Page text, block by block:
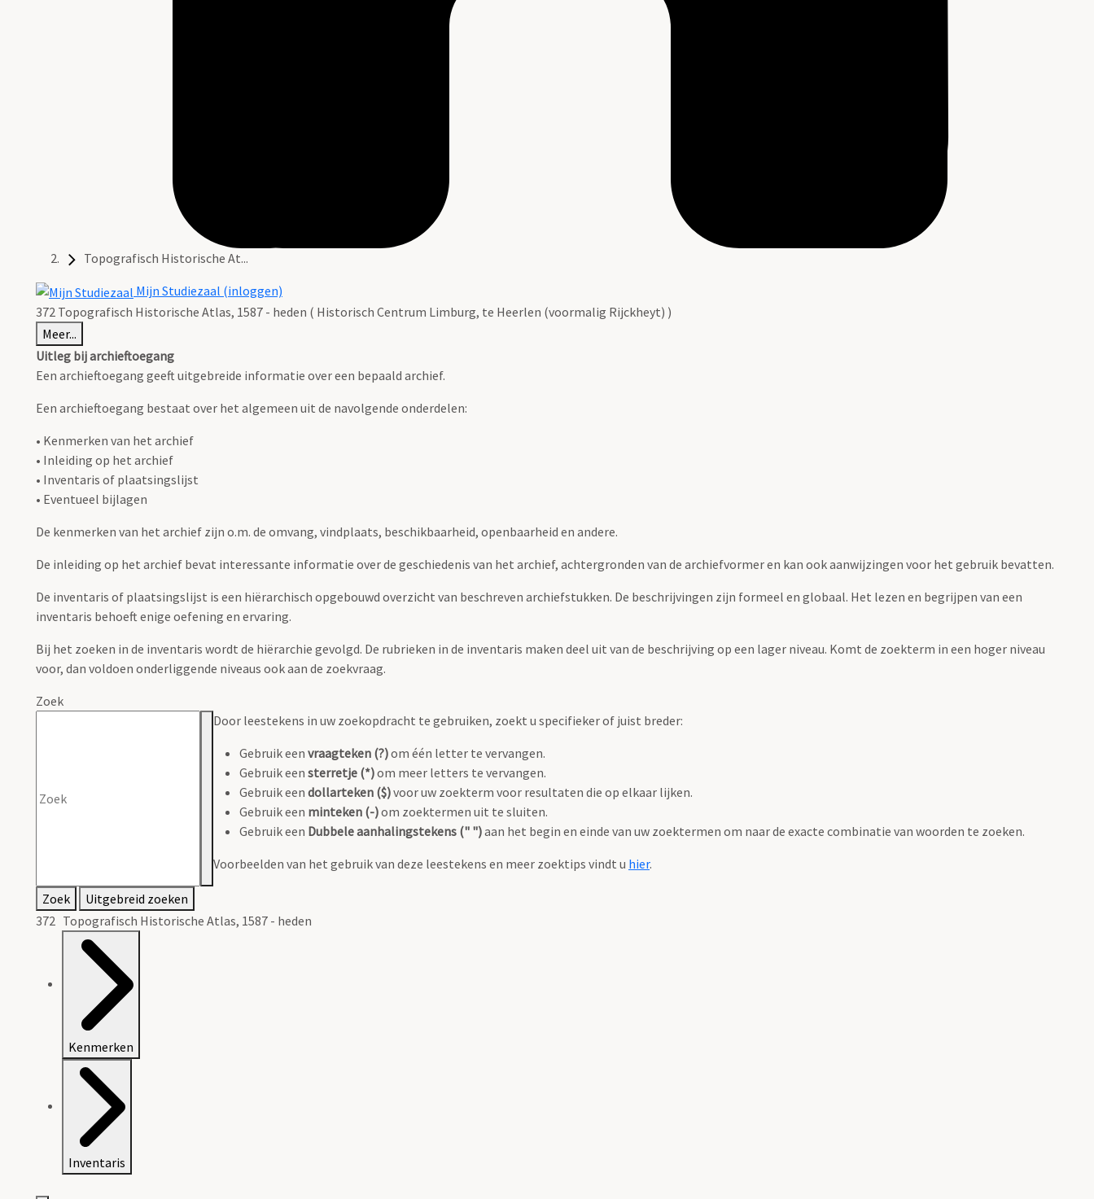
Topografisch Historische At...
Mijn Studiezaal (inloggen)
372 Topografisch Historische Atlas, 1587 - heden ( Historisch Centrum Limburg, te Heerlen (voormalig Rijckheyt) )
Meer...
Uitleg bij archieftoegang
Een archieftoegang geeft uitgebreide informatie over een bepaald archief.
Een archieftoegang bestaat over het algemeen uit de navolgende onderdelen:
• Kenmerken van het archief
• Inleiding op het archief
• Inventaris of plaatsingslijst
• Eventueel bijlagen
De kenmerken van het archief zijn o.m. de omvang, vindplaats, beschikbaarheid, openbaarheid en andere.
De inleiding op het archief bevat interessante informatie over de geschiedenis van het archief, achtergronden van de archiefvormer en kan ook aanwijzingen voor het gebruik bevatten.
De inventaris of plaatsingslijst is een hiërarchisch opgebouwd overzicht van beschreven archiefstukken. De beschrijvingen zijn formeel en globaal. Het lezen en begrijpen van een
inventaris behoeft enige oefening en ervaring.
Bij het zoeken in de inventaris wordt de hiërarchie gevolgd. De rubrieken in de inventaris maken deel uit van de beschrijving op een lager niveau. Komt de zoekterm in een hoger niveau
voor, dan voldoen onderliggende niveaus ook aan de zoekvraag.
Zoek
Door leestekens in uw zoekopdracht te gebruiken, zoekt u specifieker of juist breder:
Gebruik een vraagteken (?)om één letter te vervangen.
Gebruik een sterretje (*)om meer letters te vervangen.
Gebruik een dollarteken ($)voor uw zoekterm voor resultaten die op elkaar lijken.
Gebruik een minteken (-)om zoektermen uit te sluiten.
Gebruik een Dubbele aanhalingstekens (" ")aan het begin en einde van uw zoektermen om naar de exacte combinatie van woorden te zoeken.
Voorbeelden van het gebruik van deze leestekens en meer zoektips vindt u hier.
Zoek
Uitgebreid zoeken
372 Topografisch Historische Atlas, 1587 - heden
Kenmerken
Inventaris